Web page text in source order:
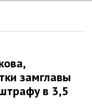
замглавы
в 3,5